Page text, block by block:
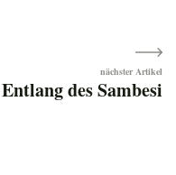
Entlang des Sambesi